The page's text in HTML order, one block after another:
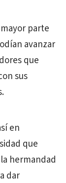
parte
avanzar
que
sus
en
que
hermandad
dar